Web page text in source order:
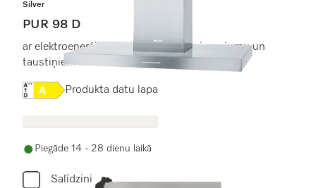
Silver
PUR 98 D
ar elektroenerģiju taupošu LED apgaismojumu un
taustiņiem ērtai lietošanai.
Online Label Flag, Energoefektivitātes etiķete
Produkta datu lapa
Piegāde 14 - 28 dienu laikā
Salīdzini